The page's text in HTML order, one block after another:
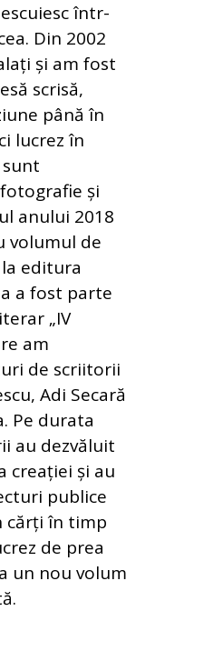
într-
Din 2002
și am fost
scrisă,
până în
lucrez în
și
anului 2018
volumul de
la editura
a fost parte
„IV
am
de scriitorii
Adi Secară
Pe durata
au dezvăluit
creației și au
publice
cărți în timp
de prea
un nou volum